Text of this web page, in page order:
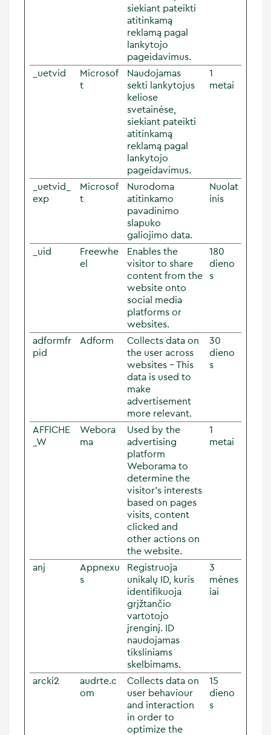
siekiant pateikti
atitinkamą
reklamą pagal
lankytojo
pageidavimus.
_uetvid
Microsof
t
Naudojamas
sekti lankytojus
keliose
svetainėse,
siekiant pateikti
atitinkamą
reklamą pagal
lankytojo
pageidavimus.
1
metai
_uetvid_
exp
Microsof
t
Nurodoma
atitinkamo
pavadinimo
slapuko
galiojimo data.
Nuolat
inis
_uid
Freewhe
el
Enables the
visitor to share
content from the
website onto
social media
platforms or
websites.
180
dieno
s
adformfr
pid
Adform
Collects data on
the user across
websites - This
data is used to
make
advertisement
more relevant.
30
dieno
s
AFFICHE
_W
Webora
ma
Used by the
advertising
platform
Weborama to
determine the
visitor's interests
based on pages
visits, content
clicked and
other actions on
the website.
1
metai
anj
Appnexu
s
Registruoja
unikalų ID, kuris
identifikuoja
grįžtančio
vartotojo
įrenginį. ID
naudojamas
tiksliniams
skelbimams.
3
mėnes
iai
arcki2
audrte.c
om
Collects data on
user behaviour
and interaction
in order to
optimize the
15
dieno
s